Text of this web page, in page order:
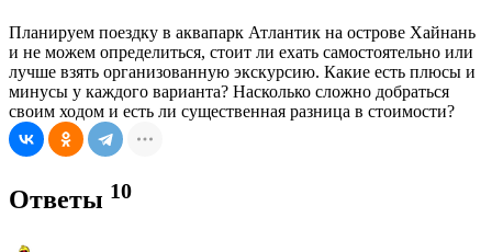
Планируем поездку в аквапарк Атлантик на острове Хайнань
и не можем определиться, стоит ли ехать самостоятельно или
лучше взять организованную экскурсию. Какие есть плюсы и
минусы у каждого варианта? Насколько сложно добраться
своим ходом и есть ли существенная разница в стоимости?
Ответы 10